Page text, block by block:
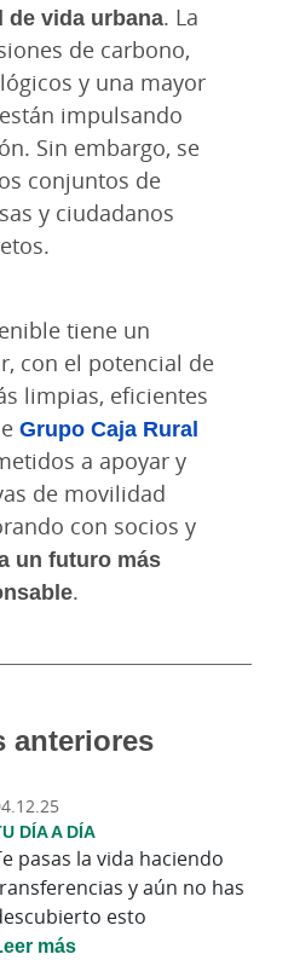
de vida urbana. La
de carbono,
y una mayor
impulsando
Sin embargo, se
conjuntos de
y ciudadanos
tiene un
con el potencial de
limpias, eficientes
Grupo Caja Rural
a apoyar y
de movilidad
con socios y
un futuro más
.
anteriores
DÍA A DÍA
pasas la vida haciendo
y aún no has
esto
más